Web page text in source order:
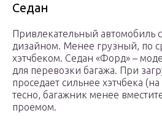
Седан
Привлекательный автомобиль
дизайном. Менее грузный, по
хэтчбеком. Седан «Форд» –
для перевозки багажа. При
проседает сильнее хэтчбека
тесно, багажник менее
проемом.